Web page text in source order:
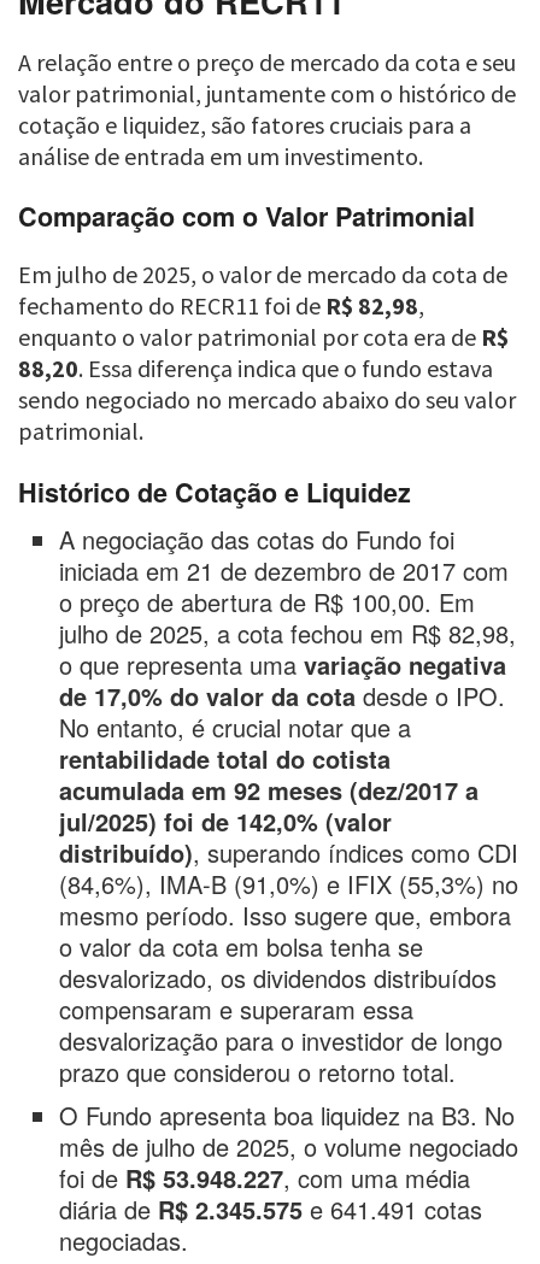
A relação entre o preço de mercado da cota e seu
valor patrimonial, juntamente com o histórico de
cotação e liquidez, são fatores cruciais para a
análise de entrada em um investimento.
Comparação com o Valor Patrimonial
Em julho de 2025, o valor de mercado da cota de
fechamento do RECR11 foi de R$ 82,98,
enquanto o valor patrimonial por cota era de R$
88,20. Essa diferença indica que o fundo estava
sendo negociado no mercado abaixo do seu valor
patrimonial.
Histórico de Cotação e Liquidez
A negociação das cotas do Fundo foi
iniciada em 21 de dezembro de 2017 com
o preço de abertura de R$ 100,00. Em
julho de 2025, a cota fechou em R$ 82,98,
o que representa umavariação negativa
de 17,0% do valor da cota desde o IPO.
No entanto, é crucial notar que a
rentabilidade total do cotista
acumulada em 92 meses (dez/2017 a
jul/2025) foi de 142,0% (valor
distribuído), superando índices como CDI
(84,6%), IMA-B (91,0%) e IFIX (55,3%) no
mesmo período. Isso sugere que, embora
o valor da cota em bolsa tenha se
desvalorizado, os dividendos distribuídos
compensaram e superaram essa
desvalorização para o investidor de longo
prazo que considerou o retorno total.
O Fundo apresenta boa liquidez na B3. No
mês de julho de 2025, o volume negociado
foi de R$ 53.948.227, com uma média
diária de R$ 2.345.575 e 641.491 cotas
negociadas.